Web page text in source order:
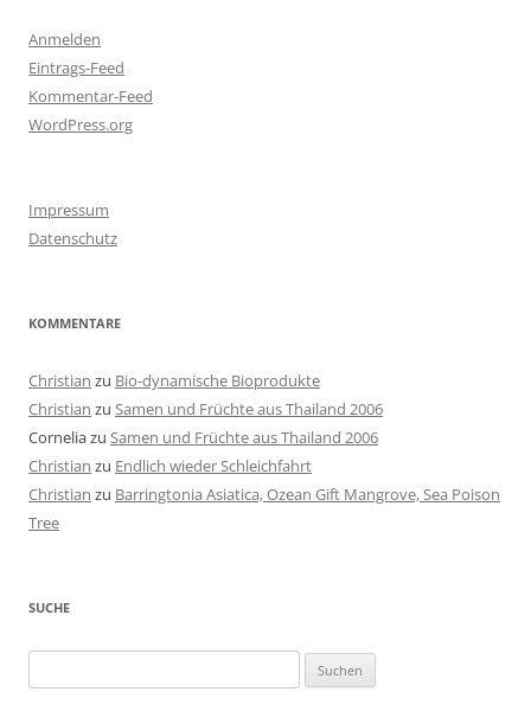
Anmelden
Eintrags-Feed
Kommentar-Feed
WordPress.org
Impressum
Datenschutz
KOMMENTARE
Christian zu Bio-dynamische Bioprodukte
Christian zu Samen und Früchte aus Thailand 2006
Corneliazu Samen und Früchte aus Thailand 2006
Christian zu Endlich wieder Schleichfahrt
Christian zu Barringtonia Asiatica, Ozean Gift Mangrove, Sea Poison
Tree
SUCHE
nach: